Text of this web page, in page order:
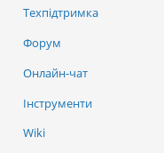
Техпідтримка
Форум
Онлайн-чат
Інструменти
Wiki